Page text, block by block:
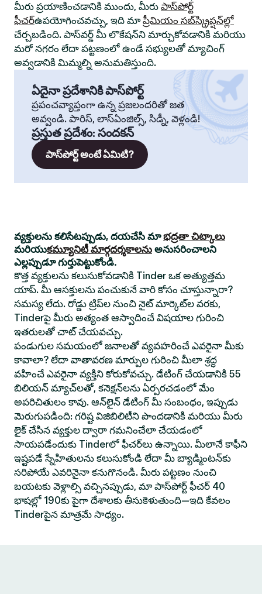
మీరు ప్రయాణించడానికి ముందు, మీరు పాస్‌పోర్ట్
ఫీచర్ఉపయోగించవచ్చు, ఇది మాప్రీమియం సబ్‌స్క్రిప్షన్‌ల్లో
చేర్చబడింది. పాస్‌వర్డ్ మీ లొకేషన్‌ని మార్చుకోవడానికి మరియు
మరో నగరం లేదా పట్టణంలో ఉండే సభ్యులతో మ్యాచింగ్
అవ్వడానికి మిమ్మల్ని అనుమతిస్తుంది.
ఏదైనా ప్రదేశానికి పాస్‌పోర్ట్
ప్రపంచవ్యాప్తంగా ఉన్న ప్రజలందరితో జత
అవ్వండి. పారిస్, లాస్‌ఏంజిల్స్, సిడ్నీ, వెళ్లండి!
ప్రస్తుత ప్రదేశం: సందకన్
పాస్‌పోర్ట్ అంటే ఏమిటి?
వ్యక్తులను కలిసేటప్పుడు, దయచేసి మాభద్రతా చిట్కాలు
మరియుకమ్యూనిటీ మార్గదర్శకాలను అనుసరించాలని
ఎల్లప్పుడూ గుర్తుపెట్టుకోండి.
కొత్త వ్యక్తులను కలుసుకోవడానికి Tinder ఒక అత్యుత్తమ
యాప్. మీ ఆసక్తులను పంచుకునే వారి కోసం చూస్తున్నారా?
సమస్య లేదు. రోడ్డు ట్రిప్‌ల నుంచి నైట్ మార్కెట్‌ల వరకు,
Tinderపై మీరు అత్యంత ఆస్వాదించే విషయాల గురించి
ఇతరులతో చాట్ చేయవచ్చు.
పండుగుల సమయంలో జనాలతో వ్యవహరించే ఎవరైనా మీకు
కావాలా? లేదా వాతావరణ మార్పుల గురించి మీలా శ్రద్ధ
వహించే ఎవరైనా వ్యక్తిని కోరుకోవచ్చు. డేటింగ్ చేయడానికి 55
బిలియన్ మ్యాచ్‌లతో, కనెక్షన్‌లను ఏర్పరచడంలో మేం
అపరిచితులం కావు. ఆన్‌లైన్ డేటింగ్ మీ సంబంధం, ఇప్పుడు
మెరుగుపడింది: గరిష్ట విజిబిలిటీని పొందడానికి మరియు మీరు
లైక్ చేసిన వ్యక్తుల ద్వారా గమనించేలా చేయడంలో
సాయపడేందుకు Tinderలో ఫీచర్‌లు ఉన్నాయి. మీలానే కాఫీని
ఇష్టపడే స్నేహితులను కలుసుకోండి లేదా మీ బ్యాడ్మింటన్‌కు
సరిపోయే ఎవరినైనా కనుగొనండి. మీరు పట్టణం నుంచి
బయటకు వెళ్లాల్సి వచ్చినప్పుడు, మా పాస్‌పోర్ట్ ఫీచర్ 40
భాషల్లో 190కు పైగా దేశాలకు తీసుకెళుతుంది—ఇది కేవలం
Tinderపైన మాత్రమే సాధ్యం.